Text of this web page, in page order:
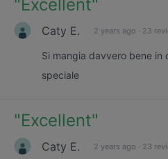
"Excellent"
Caty E. 2 years ago · 23
Si mangia davvero bene
speciale
"Excellent"
Caty E. 2 years ago · 23